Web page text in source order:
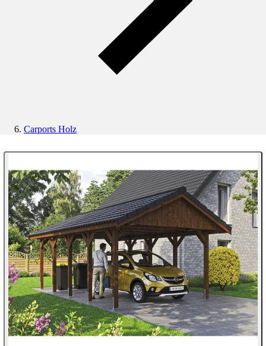
Carports Holz